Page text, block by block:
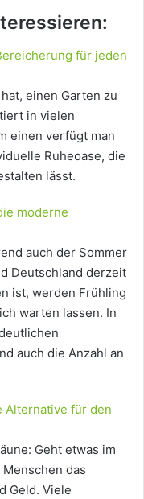
für jeden
einen Garten zu
in vielen
einen verfügt man
Ruheoase, die
lässt.
moderne
auch der Sommer
Deutschland derzeit
ist, werden Frühling
warten lassen. In
auch die Anzahl an
Alternative für den
Geht etwas im
das
Geld. Viele